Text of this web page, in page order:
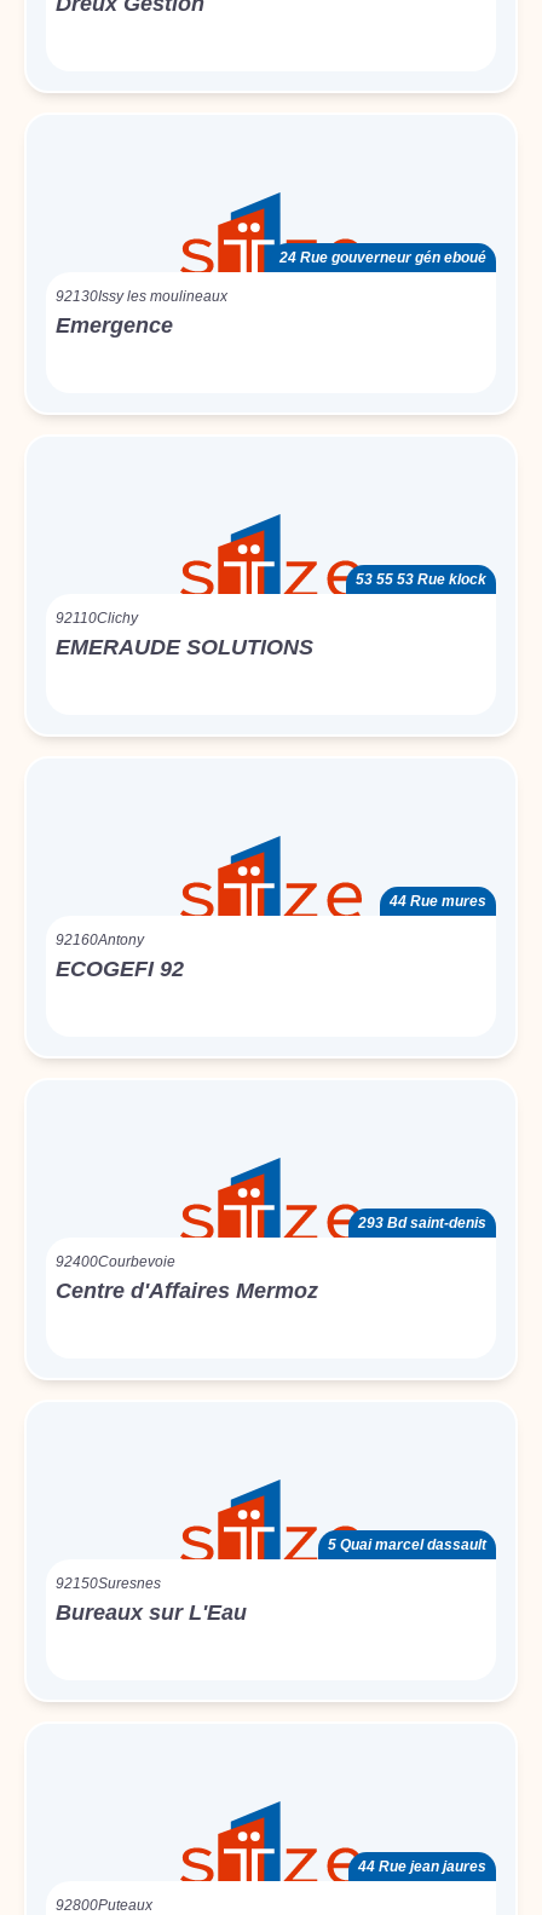
24 Rue gouverneur gén eboué
92130Issy les moulineaux
Emergence
53 55 53 Rue klock
92110Clichy
EMERAUDE SOLUTIONS
44 Rue mures
92160Antony
ECOGEFI 92
293 Bd saint-denis
92400Courbevoie
Centre d'Affaires Mermoz
5 Quai marcel dassault
92150Suresnes
Bureaux sur L'Eau
44 Rue jean jaures
92800Puteaux